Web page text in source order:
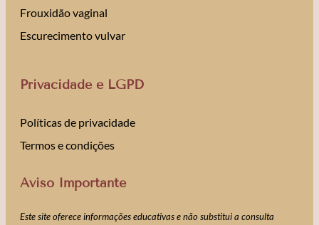
Frouxidão vaginal
Escurecimento vulvar
Privacidade e LGPD
Políticas de privacidade
Termos e condições
Aviso Importante
Este site oferece informações educativas e não substitui a consulta